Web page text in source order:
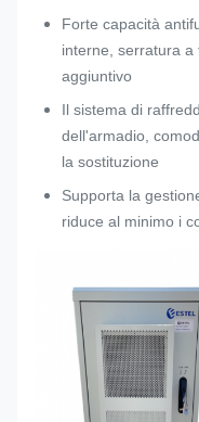
Forte capacità
interne, serratura
aggiuntivo
Il sistema di
dell'armadio,
la sostituzione
Supporta la
riduce al minimo i